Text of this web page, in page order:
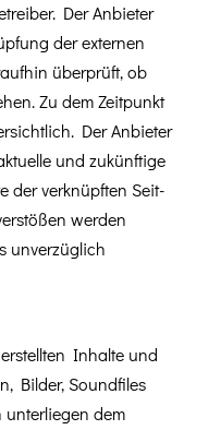
Der Anbi­eter
der exter­nen
über­prüft, ob
Zu dem Zeit­punkt
Der Anbi­eter
und zukün­ftige
der verknüpften Seit­
wer­den
unverzüglich
Inhalte und
Bilder, Sound­files
unter­liegen dem